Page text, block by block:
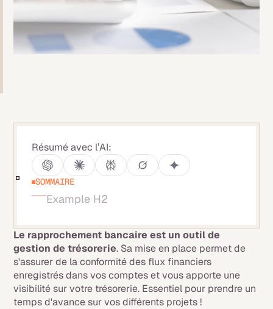
Résumé avec l’AI:
SOMMAIRE
Example H2
Le rapprochement bancaire est un outil de
gestion de trésorerie. Sa mise en place permet de
s'assurer de la conformité des flux financiers
enregistrés dans vos comptes et vous apporte une
visibilité sur votre trésorerie. Essentiel pour prendre un
temps d'avance sur vos différents projets !